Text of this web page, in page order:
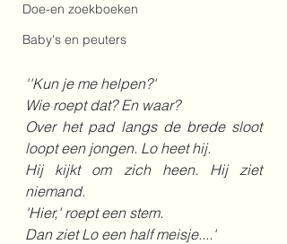
Doe-en zoekboeken
Baby's en peuters
''Kun je me helpen?'
Wie roept dat? En waar?
Over het pad langs de brede sloot
loopt een jongen. Lo heet hij.
Hij kijkt om zich heen. Hij ziet
niemand.
'Hier,' roept een stem.
Dan ziet Lo een half meisje....'